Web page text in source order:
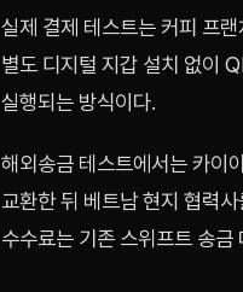
실제 결제 테스트는 커피 프
별도 디지털 지갑 설치 없이
실행되는 방식이다.
해외송금 테스트에서는 카이
교환한 뒤 베트남 현지 협력
수수료는 기존 스위프트 송